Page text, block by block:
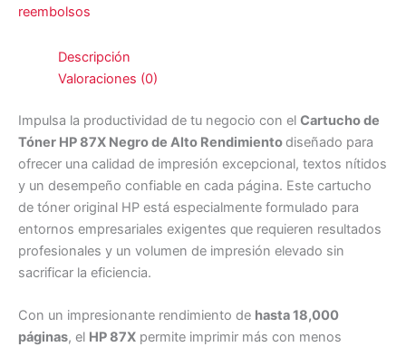
reembolsos
Descripción
Valoraciones (0)
Impulsa la productividad de tu negocio con el Cartucho de
Tóner HP 87X Negro de Alto Rendimientodiseñado para
ofrecer una calidad de impresión excepcional, textos nítidos
y un desempeño confiable en cada página. Este cartucho
de tóner original HP está especialmente formulado para
entornos empresariales exigentes que requieren resultados
profesionales y un volumen de impresión elevado sin
sacrificar la eficiencia.
Con un impresionante rendimiento de hasta 18,000
páginas, el HP 87X permite imprimir más con menos